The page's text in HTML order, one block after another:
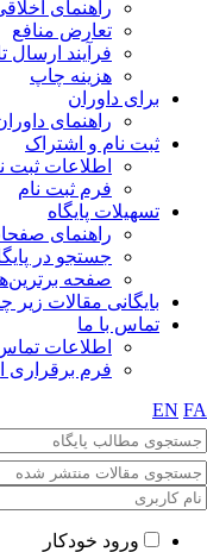
راهنمای اخلاقی
تعارض منافع
فرآیند ارسال
هزینه چاپ
برای داوران
راهنمای داوران
ثبت نام و اشتراک
اطلاعات ثبت
فرم ثبت نام
تسهیلات پایگاه
راهنمای
جستجو در پایگاه
صفحه
بایگانی مقالات زیر
تماس با ما
اطلاعات تماس
فرم برقراری
EN
ورود خودکار